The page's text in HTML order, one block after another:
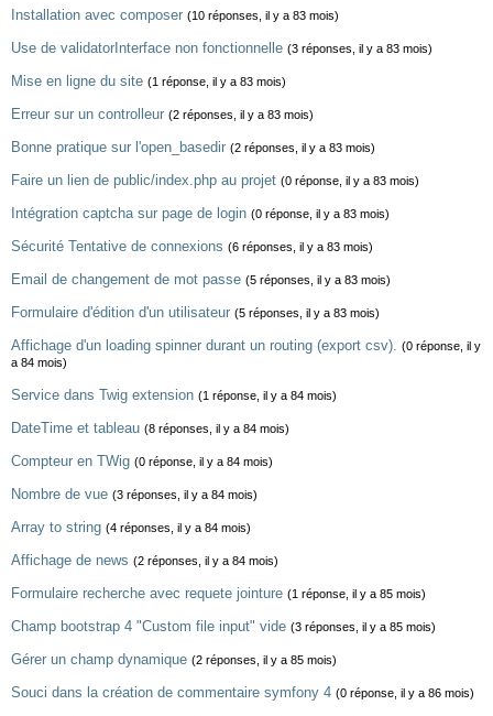
Installation avec composer (10 réponses, il y a 83 mois)
Use de validatorInterface non fonctionnelle (3 réponses, il y a 83 mois)
Mise en ligne du site (1 réponse, il y a 83 mois)
Erreur sur un controlleur (2 réponses, il y a 83 mois)
Bonne pratique sur l'open_basedir (2 réponses, il y a 83 mois)
Faire un lien de public/index.php au projet (0 réponse, il y a 83 mois)
Intégration captcha sur page de login (0 réponse, il y a 83 mois)
Sécurité Tentative de connexions (6 réponses, il y a 83 mois)
Email de changement de mot passe (5 réponses, il y a 83 mois)
Formulaire d'édition d'un utilisateur (5 réponses, il y a 83 mois)
Affichage d'un loading spinner durant un routing (export csv). (0 réponse, il y
a 84 mois)
Service dans Twig extension (1 réponse, il y a 84 mois)
DateTime et tableau (8 réponses, il y a 84 mois)
Compteur en TWig (0 réponse, il y a 84 mois)
Nombre de vue (3 réponses, il y a 84 mois)
Array to string (4 réponses, il y a 84 mois)
Affichage de news (2 réponses, il y a 84 mois)
Formulaire recherche avec requete jointure (1 réponse, il y a 85 mois)
Champ bootstrap 4 "Custom file input" vide (3 réponses, il y a 85 mois)
Gérer un champ dynamique (2 réponses, il y a 85 mois)
Souci dans la création de commentaire symfony 4 (0 réponse, il y a 86 mois)